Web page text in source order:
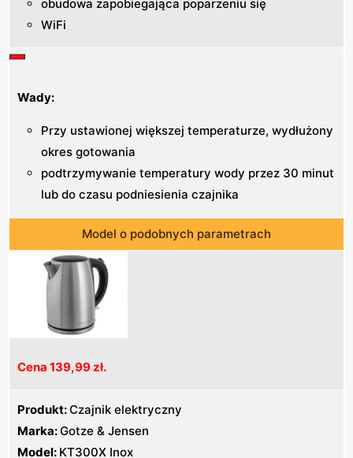
Model o podobnych parametrach
Cena 139,99 zł.
Produkt:Czajnik elektryczny
Marka:Gotze & Jensen
Model: KT300X Inox
obudowa zapobiegająca poparzeniu się
WiFi
Wady:
Przy ustawionej większej temperaturze, wydłużony
okres gotowania
podtrzymywanie temperatury wody przez 30 minut
lub do czasu podniesienia czajnika